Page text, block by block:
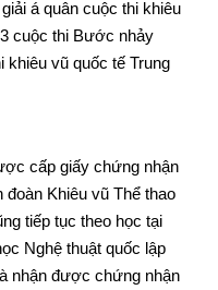
á quân cuộc thi khiêu
cuộc thi Bước nhảy
khiêu vũ quốc tế Trung
cấp giấy chứng nhận
đoàn Khiêu vũ Thể thao
tiếp tục theo học tại
Nghệ thuật quốc lập
nhận được chứng nhận